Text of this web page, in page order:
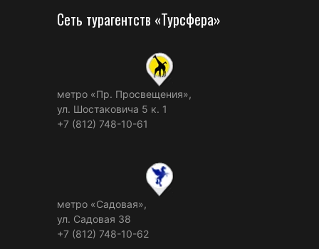
Сеть турагентств «Турсфера»
метро «Пр. Просвещения»,
ул. Шостаковича 5 к. 1
+7 (812) 748-10-61
метро «Садовая»,
ул. Садовая 38
+7 (812) 748-10-62